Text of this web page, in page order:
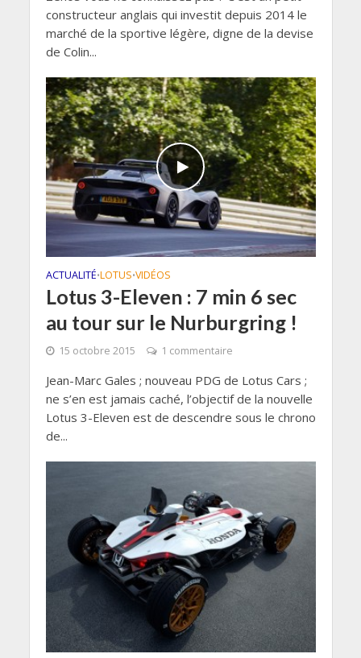
constructeur anglais qui investit depuis 2014 le
marché de la sportive légère, digne de la devise
de Colin...
ACTUALITÉ•LOTUS•VIDÉOS
Lotus 3-Eleven : 7 min 6 sec
au tour sur le Nurburgring !
15 octobre 2015 1 commentaire
Jean-Marc Gales ; nouveau PDG de Lotus Cars ;
ne s’en est jamais caché, l’objectif de la nouvelle
Lotus 3-Eleven est de descendre sous le chrono
de...